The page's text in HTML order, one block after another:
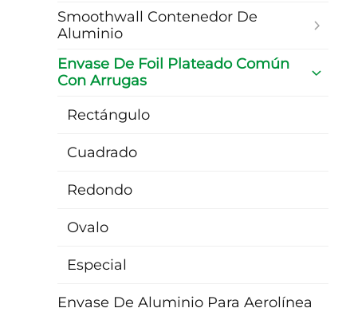
Smoothwall Contenedor De
Aluminio
Envase De Foil Plateado Común
Con Arrugas
Rectángulo
Cuadrado
Redondo
Ovalo
Especial
Envase De Aluminio Para Aerolínea